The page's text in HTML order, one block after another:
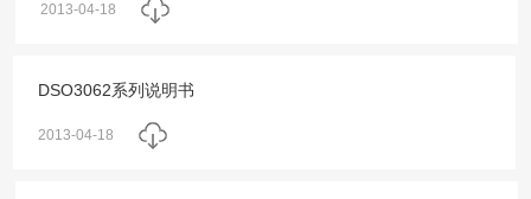
2013-04-18
DSO3062系列说明书
2013-04-18